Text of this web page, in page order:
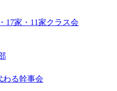
17家・11家クラス会
わる幹事会